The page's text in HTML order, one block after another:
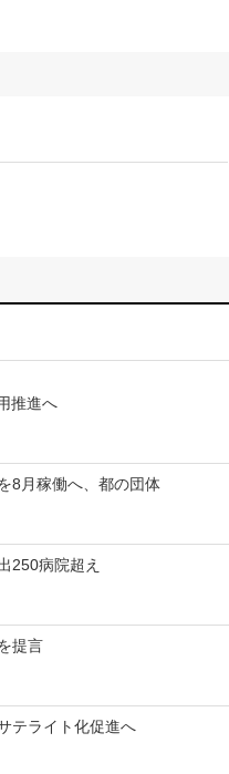
推進へ
8月稼働へ、都の団体
250病院超え
提言
テライト化促進へ